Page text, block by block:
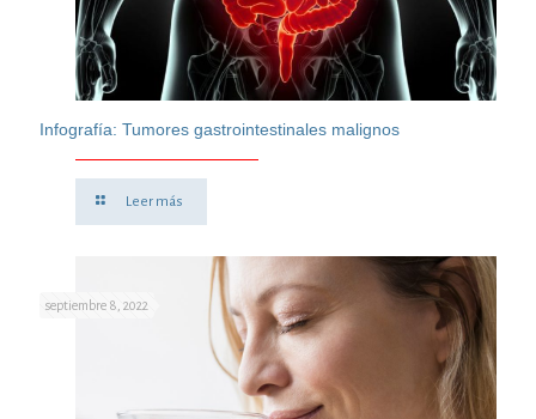
Infografía: Tumores gastrointestinales malignos
Leer más
septiembre 8, 2022